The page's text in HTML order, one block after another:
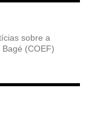
sobre a
(COEF)